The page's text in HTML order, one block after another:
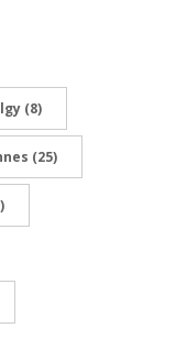
(8)
(25)